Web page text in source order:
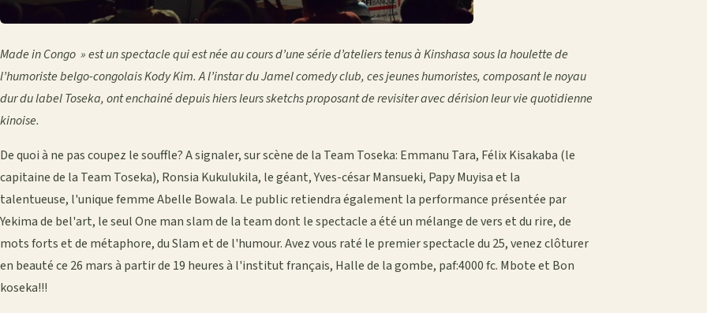
Made in Congo » est un spectacle qui est née au cours d’une série d’ateliers tenus à Kinshasa sous la houlette de
l’humoriste belgo-congolais Kody Kim. A l’instar du Jamel comedy club, ces jeunes humoristes, composant le noyau
dur du label Toseka, ont enchainé depuis hiers leurs sketchs proposant de revisiter avec dérision leur vie quotidienne
kinoise.
De quoi à ne pas coupez le souffle? A signaler, sur scène de la Team Toseka: Emmanu Tara, Félix Kisakaba (le
capitaine de la Team Toseka), Ronsia Kukulukila, le géant, Yves-césar Mansueki, Papy Muyisa et la
talentueuse, l'unique femme Abelle Bowala. Le public retiendra également la performance présentée par
Yekima de bel'art, le seul One man slam de la team dont le spectacle a été un mélange de vers et du rire, de
mots forts et de métaphore, du Slam et de l'humour. Avez vous raté le premier spectacle du 25, venez clôturer
en beauté ce 26 mars à partir de 19 heures à l'institut français, Halle de la gombe, paf:4000 fc. Mbote et Bon
koseka!!!